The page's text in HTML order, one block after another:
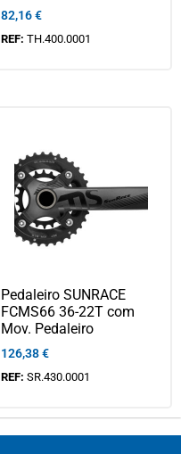
82,16€
REF: TH.400.0001
Pedaleiro SUNRACE
FCMS66 36-22T com
Mov. Pedaleiro
126,38€
REF: SR.430.0001